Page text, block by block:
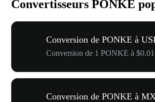
Convertisseurs PONKE
Conversion de PONKE à
Conversion de 1 PONKE à
Conversion de PONKE à